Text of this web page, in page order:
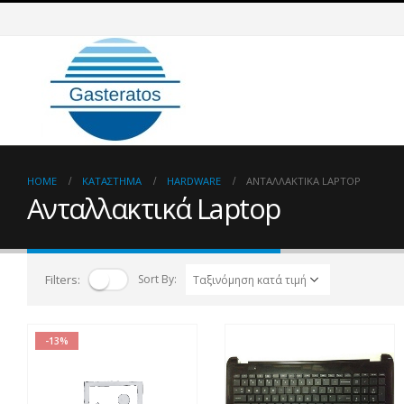
HOME ΚΑΤΆΣΤΗΜΑ HARDWARE ΑΝΤΑΛΛΑΚΤΙΚΆ LAPTOP
Ανταλλακτικά Laptop
Filters: Sort By:
-13%